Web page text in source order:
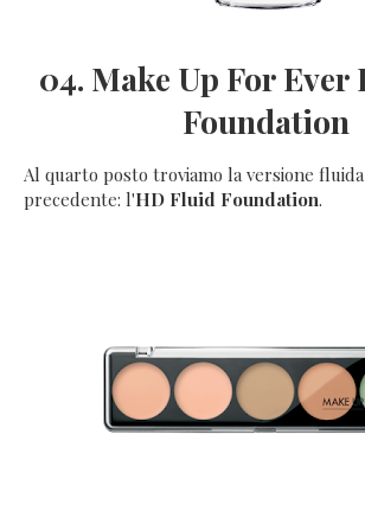
04. Make Up For
Foundation
Al quarto posto troviamo la versione
precedente: l'HD Fluid Foundation.